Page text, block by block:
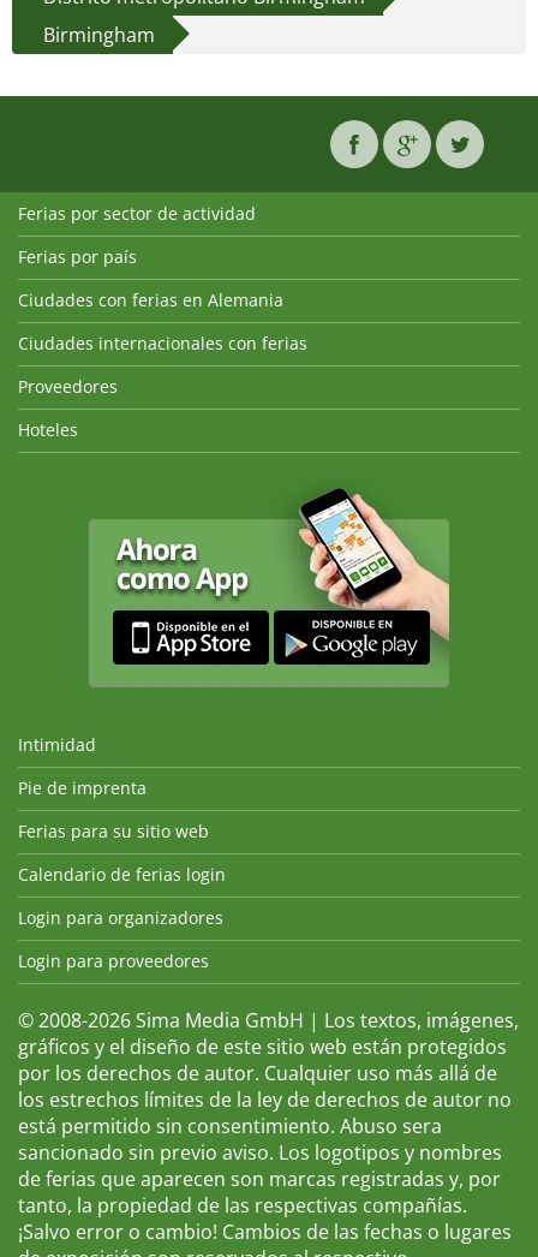
Birmingham
Ferias por sector de actividad
Ferias por país
Ciudades con ferias en Alemania
Ciudades internacionales con ferias
Proveedores
Hoteles
Intimidad
Pie de imprenta
Ferias para su sitio web
Calendario de ferias login
Login para organizadores
Login para proveedores
© 2008-2026 Sima Media GmbH | Los textos, imágenes,
gráficos y el diseño de este sitio web están protegidos
por los derechos de autor. Cualquier uso más allá de
los estrechos límites de la ley de derechos de autor no
está permitido sin consentimiento. Abuso sera
sancionado sin previo aviso. Los logotipos y nombres
de ferias que aparecen son marcas registradas y, por
tanto, la propiedad de las respectivas compañías.
¡Salvo error o cambio! Cambios de las fechas o lugares